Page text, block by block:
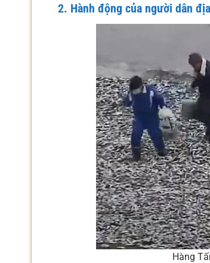
2. Hành động của người dân
Hàng